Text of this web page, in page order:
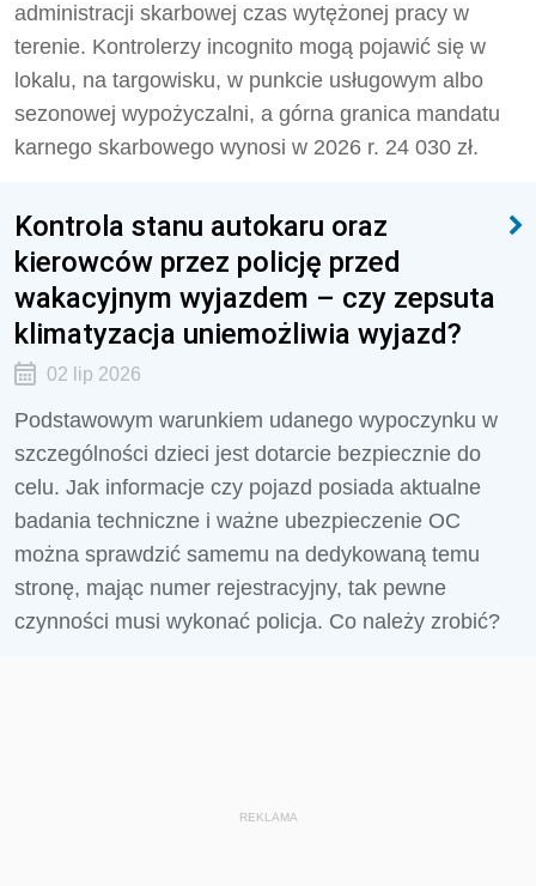
administracji skarbowej czas wytężonej pracy w
terenie. Kontrolerzy incognito mogą pojawić się w
lokalu, na targowisku, w punkcie usługowym albo
sezonowej wypożyczalni, a górna granica mandatu
karnego skarbowego wynosi w 2026 r. 24 030 zł.
Kontrola stanu autokaru oraz
kierowców przez policję przed
wakacyjnym wyjazdem – czy zepsuta
klimatyzacja uniemożliwia wyjazd?
02 lip 2026
Podstawowym warunkiem udanego wypoczynku w
szczególności dzieci jest dotarcie bezpiecznie do
celu. Jak informacje czy pojazd posiada aktualne
badania techniczne i ważne ubezpieczenie OC
można sprawdzić samemu na dedykowaną temu
stronę, mając numer rejestracyjny, tak pewne
czynności musi wykonać policja. Co należy zrobić?
REKLAMA